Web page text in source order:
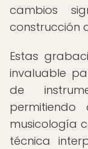
cambios
construcción
Estas
invaluable
de
musicología
técnica